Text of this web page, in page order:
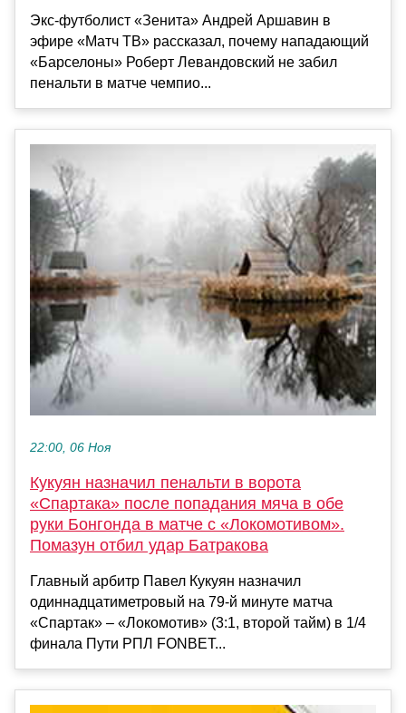
Экс‑футболист «Зенита» Андрей Аршавин в
эфире «Матч ТВ» рассказал, почему нападающий
«Барселоны» Роберт Левандовский не забил
пенальти в матче чемпио...
22:00, 06 Ноя
Кукуян назначил пенальти в ворота
«Спартака» после попадания мяча в обе
руки Бонгонда в матче с «Локомотивом».
Помазун отбил удар Батракова
Главный арбитр Павел Кукуян назначил
одиннадцатиметровый на 79-й минуте матча
«Спартак» – «Локомотив» (3:1, второй тайм) в 1/4
финала Пути РПЛ FONBET...